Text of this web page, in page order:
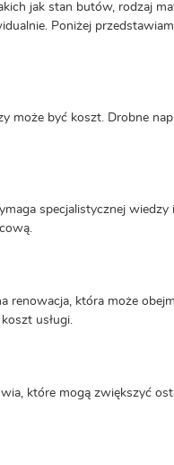
jak stan butów, rodzaj
Poniżej
może być koszt. Drobne
specjalistycznej
renowacja, która może
usługi.
które mogą zwiększyć